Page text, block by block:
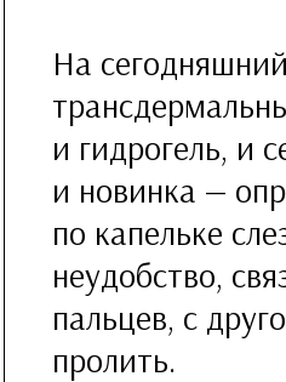
На
и гидрогель, и
и новинка —
по капельке
неудобство,
пальцев, с
пролить.